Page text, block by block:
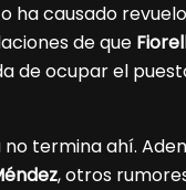
ha causado
de que
de ocupar el
termina ahí.
, otros